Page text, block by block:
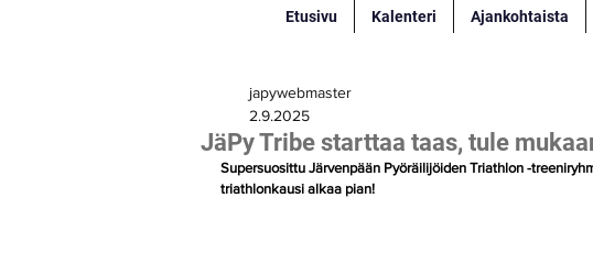
Etusivu Kalenteri Ajankohtaista
JäPy Tribe starttaa taas, tule
japywebmaster
2.9.2025
Supersuosittu Järvenpään Pyöräilijöiden Triathlon -
triathlonkausi alkaa pian!